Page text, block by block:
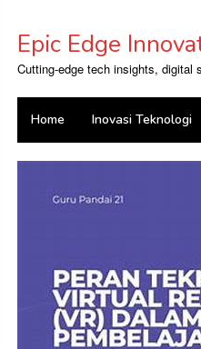
contentEpic Edge
Cutting-edge tech insights, digital
Home Inovasi Teknologi